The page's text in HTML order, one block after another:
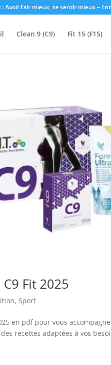
: Avoir l’air mieux, se sentir mieux –
Clean 9 (C9) Fit 15 (F15)
Fit 2025
,Sport
en pdf pour vous
recettes adaptées à vos